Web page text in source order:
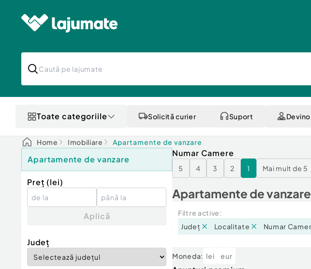
Toate categoriile Solicită curier Suport
Home Imobiliare Apartamente de vanzare
Apartamente de vanzare
Preț (lei)
Aplică
Județ
Numar Camere
5 4 3 2 1 Mai mult de 5
Apartamente de vanzare
Filtre active:
Județ
Localitate Numar
Moneda: lei eur